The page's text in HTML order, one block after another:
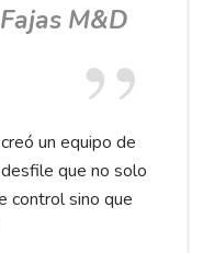
M&D
creó un equipo de
que no solo
control sino que